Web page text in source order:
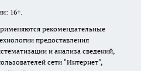
16+.
рекомендательные
предоставления
и анализа сведений,
сети "Интернет",